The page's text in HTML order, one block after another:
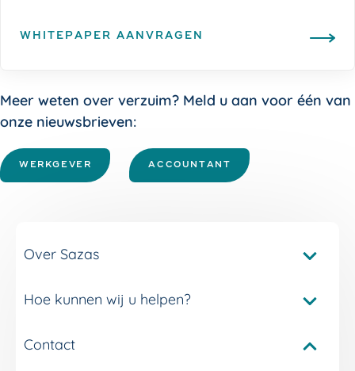
WHITEPAPER AANVRAGEN
Meer weten over verzuim? Meld u aan voor één van
onze nieuwsbrieven:
WERKGEVER ACCOUNTANT
Over Sazas
Pakketvergelijker Sazas
Onze verzuimdiensten
Hoe kunnen wij u helpen?
Service en contact
Contact